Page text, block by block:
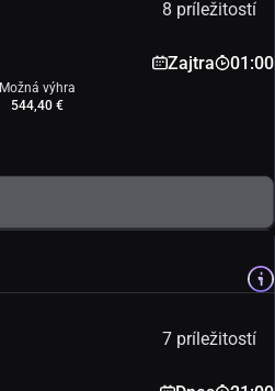
8 príležitostí
Zajtra 01:00
Možná výhra
544,40 €
7 príležitostí